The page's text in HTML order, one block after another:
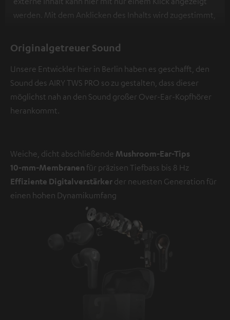
werden. Mit dem Anklicken des Inhalts wird zugestimmt,
personenbezogene Daten an Drittplattformen
übermittelt werden.
Datenschutzerklärung unter I zu finden.
Originalgetreuer Sound
Unsere Entwickler hier in Berlin haben es geschafft, den
Sound des AIRY TWS PRO so zu gestalten, dass dieser
möglichst nah an den Sound großer Over-Ear-Kopfhörer
herankommt.
Weiche, dicht abschließende Mushroom-Ear-Tips
10-mm-Membranen für präzisen Tiefbass bis 8 Hz
Effiziente Digitalverstärker der neuesten Generation für
einen hohen Dynamikumfang